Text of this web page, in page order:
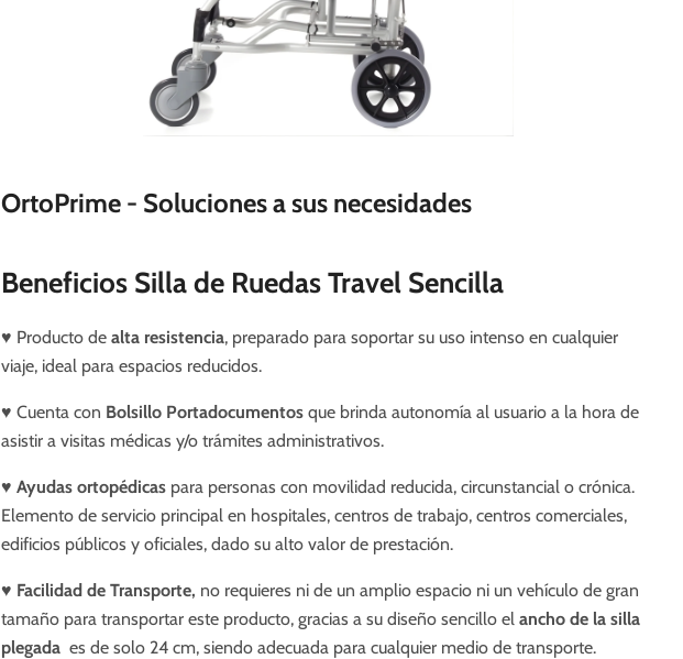
OrtoPrime - Soluciones a sus necesidades
Beneficios Silla de Ruedas Travel Sencilla
♥ Producto de alta resistencia, preparado para soportar su uso intenso en cualquier
viaje, ideal para espacios reducidos.
♥ Cuenta con Bolsillo Portadocumentos que brinda autonomía al usuario a la hora de
asistir a visitas médicas y/o trámites administrativos.
♥ Ayudas ortopédicaspara personas con movilidad reducida, circunstancial o crónica.
Elemento de servicio principal en hospitales, centros de trabajo, centros comerciales,
edificios públicos y oficiales, dado su alto valor de prestación.
♥ Facilidad de Transporte, no requieres ni de un amplio espacio ni un vehículo de gran
tamaño para transportar este producto, gracias a su diseño sencillo el ancho de la silla
plegadaes de solo 24 cm, siendo adecuada para cualquier medio de transporte.